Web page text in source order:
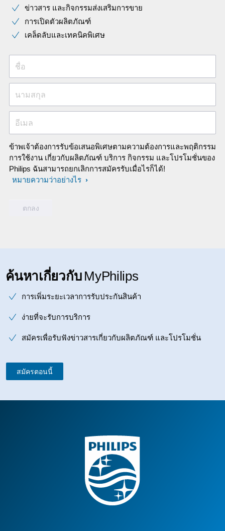
ข่าวสาร และกิจกรรมส่งเสริมการขาย
การเปิดตัวผลิตภัณฑ์
เคล็ดลับและเทคนิคพิเศษ
ชื่อ
นามสกุล
อีเมล
ข้าพเจ้าต้องการรับข้อเสนอพิเศษตามความต้องการและพฤติกรรม
การใช้งาน เกี่ยวกับผลิตภัณฑ์ บริการ กิจกรรม และโปรโมชั่นของ
Philips ฉันสามารถยกเลิกการสมัครรับเมื่อไรก็ได้!
หมายความว่าอย่างไร
ค้นหาเกี่ยวกับ MyPhilips
การเพิ่มระยะเวลาการรับประกันสินค้า
ง่ายที่จะรับการบริการ
สมัครเพื่อรับฟังข่าวสารเกี่ยวกับผลิตภัณฑ์ และโปรโมชั่น
สมัครตอนนี้